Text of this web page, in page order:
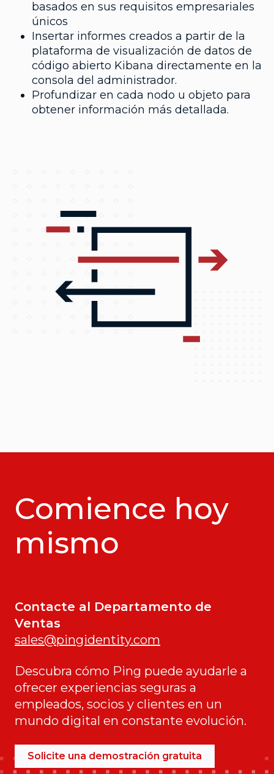
basados en sus requisitos empresariales
únicos
Insertar informes creados a partir de la
plataforma de visualización de datos de
código abierto Kibana directamente en la
consola del administrador.
Profundizar en cada nodo u objeto para
obtener información más detallada.
Comience hoy
mismo
Contacte al Departamento de
Ventas
sales@pingidentity.com
Descubra cómo Ping puede ayudarle a
ofrecer experiencias seguras a
empleados, socios y clientes en un
mundo digital en constante evolución.
Solicite una demostración gratuita